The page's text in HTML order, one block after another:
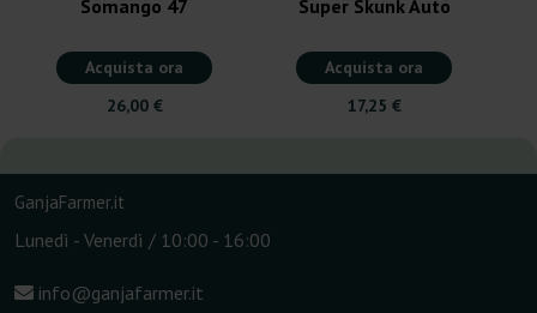
Somango 47
Acquista ora
26,00 €
Super Skunk Auto
Acquista ora
17,25 €
GanjaFarmer.it
Lunedì - Venerdì / 10:00 - 16:00
info@ganjafarmer.it